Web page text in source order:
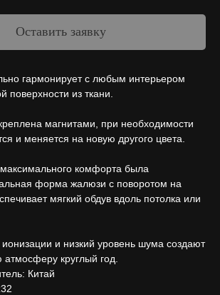
Оставить заявку
гармонирует с любым интерьером
поверхности из ткани.
магнитами, при необходимости
и меняется на новую другого цвета.
комфорта была
форма жалюзи с поворотом на
мягкий обдув вдоль потолка или
и низкий уровень шума создают
круглый год.
Китай